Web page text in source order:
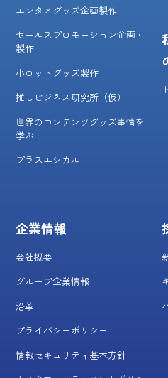
エンタメグッズ企画製作
セールスプロモーション企画・
製作
小ロットグッズ製作
推しビジネス研究所（仮）
世界のコンテンツグッズ事情を
学ぶ
プラスエシカル
企業情報
会社概要
グループ企業情報
沿革
プライバシーポリシー
情報セキュリティ基本方針